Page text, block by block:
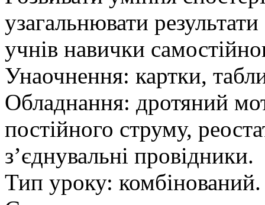
узагальнювати
учнів навички
Унаочнення: картки,
Обладнання: дротяний
постійного струму,
з’єднувальні провідники.
Тип уроку: комбінований.